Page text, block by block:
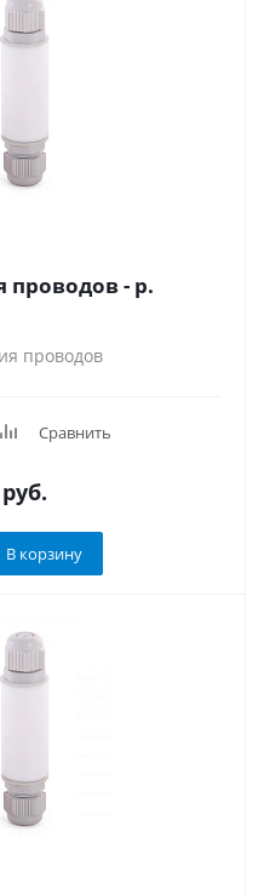
Узел соединения проводов - р.
проводов
Сравнить
руб.
В корзину